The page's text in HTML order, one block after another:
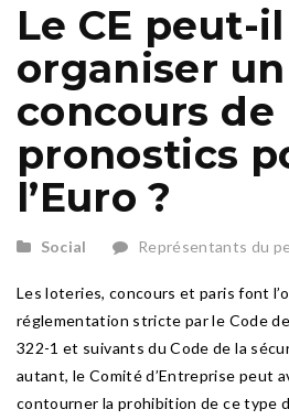
Le CE peut-il
organiser un
concours de
pronostics
l’Euro ?
Social Représentants du
Les loteries, concours et paris font
réglementation stricte par le Code
322-1 et suivants du Code de la
autant, le Comité d’Entreprise peut
contourner la prohibition de ce type